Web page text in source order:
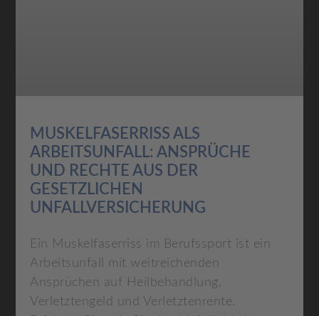
MUSKELFASERRISS ALS
ARBEITSUNFALL: ANSPRÜCHE
UND RECHTE AUS DER
GESETZLICHEN
UNFALLVERSICHERUNG
Ein Muskelfaserriss im Berufssport ist ein
Arbeitsunfall mit weitreichenden
Ansprüchen auf Heilbehandlung,
Verletztengeld und Verletztenrente.